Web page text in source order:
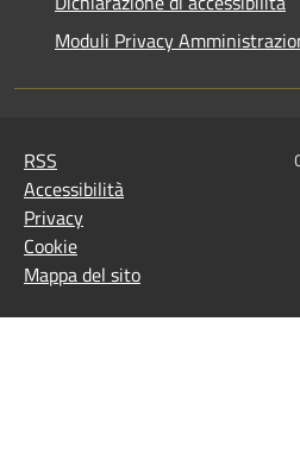
Moduli Privacy
RSS
Accessibilità
Privacy
Cookie
Mappa del sito